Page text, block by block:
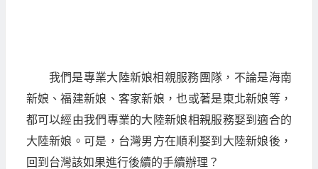
我們是專業大陸新娘相親服務團隊，不論是海南
新娘、福建新娘、客家新娘，也或著是東北新娘等，
都可以經由我們專業的大陸新娘相親服務娶到適合的
大陸新娘。可是，台灣男方在順利娶到大陸新娘後，
回到台灣該如果進行後續的手續辦理？